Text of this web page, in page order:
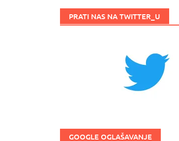
PRATI NAS NA TWITTER_U
GOOGLE OGLAŠAVANJE